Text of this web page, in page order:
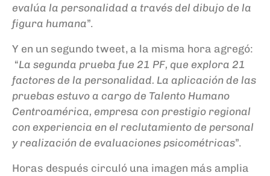
evalúa la personalidad a través del dibujo de la
figura humana”.
Y en un segundo tweet, a la misma hora agregó:
“La segunda prueba fue 21 PF, que explora 21
factores de la personalidad. La aplicación de las
pruebas estuvo a cargo de Talento Humano
Centroamérica, empresa con prestigio regional
con experiencia en el reclutamiento de personal
y realización de evaluaciones psicométricas”.
Horas después circuló una imagen más amplia